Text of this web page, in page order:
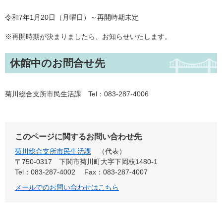
令和7年1月20日（月曜日）～再開時期未定
※再開時期が決まりましたら、お知らせいたします。
休館中のお問合せ先
菊川総合支所市民生活課 Tel：083-287-4006
このページに関するお問い合わせ先
菊川総合支所市民生活課
代表
〒750-0317
下関市菊川町大字下岡枝1480-1
Tel：083-287-4002
Fax：083-287-4007
メールでのお問い合わせはこちら